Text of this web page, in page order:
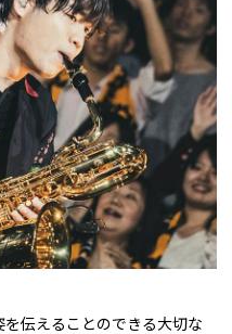
伝えることのできる大切な